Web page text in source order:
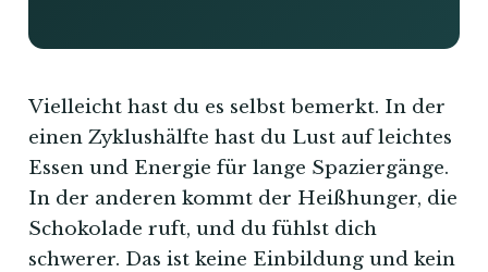
Vielleicht hast du es selbst bemerkt. In der
einen Zyklushälfte hast du Lust auf leichtes
Essen und Energie für lange Spaziergänge.
In der anderen kommt der Heißhunger, die
Schokolade ruft, und du fühlst dich
schwerer. Das ist keine Einbildung und kein